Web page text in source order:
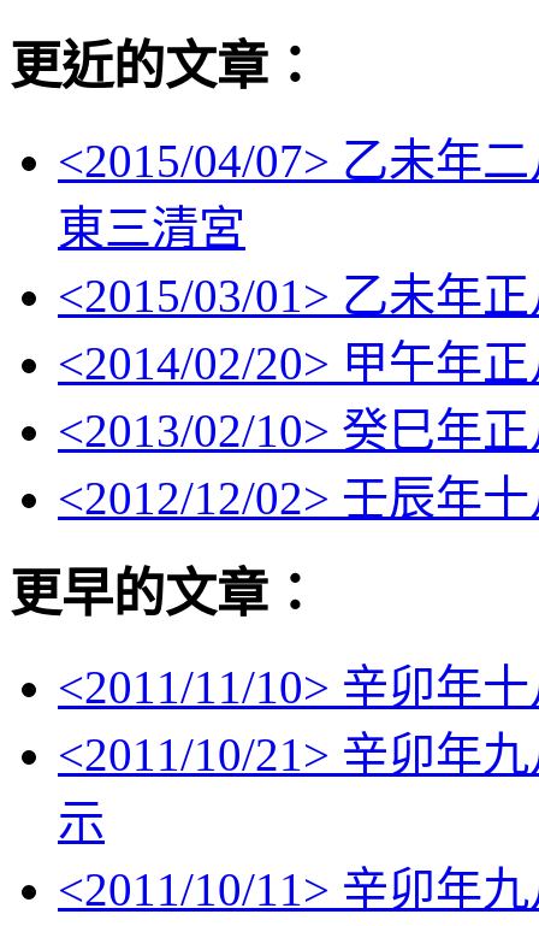
更近的文章：
<2015/04/07> 乙未年
東三清宮
<2015/03/01> 乙未年
<2014/02/20> 甲午年
<2013/02/10> 癸巳年
<2012/12/02> 壬辰年
更早的文章：
<2011/11/10> 辛卯年
<2011/10/21> 辛卯年
示
<2011/10/11> 辛卯年